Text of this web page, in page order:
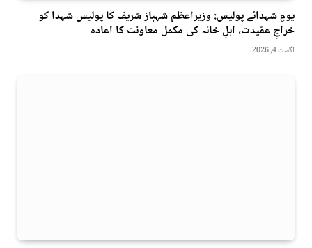
یومِ شہدائے پولیس: وزیراعظم شہباز شریف کا پولیس شہدا کو
خراجِ عقیدت، اہلِ خانہ کی مکمل معاونت کا اعادہ
اگست 4, 2026